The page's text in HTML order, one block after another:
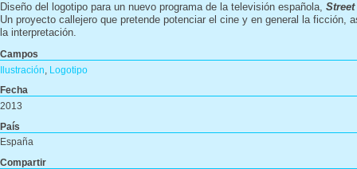
Diseño del logotipo para un nuevo programa de la televisión española,
Un proyecto callejero que pretende potenciar el cine y en general la ficción,
la interpretación.
Campos
Ilustración
Logotipo
Fecha
2013
País
España
Compartir